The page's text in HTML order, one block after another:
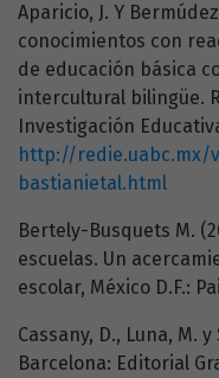
Aparicio, J. Y
conocimientos con
de educación básica
intercultural bilingüe.
Investigación
http://redie.uabc.mx/
bastianietal.html
Bertely-Busquets M.
escuelas. Un
escolar, México D.F.:
Cassany, D., Luna, M.
Barcelona: Editorial